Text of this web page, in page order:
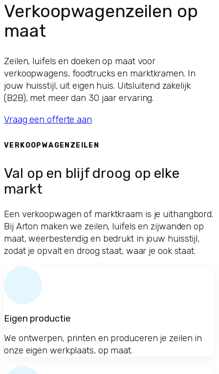
Verkoopwagenzeilen op
maat
Zeilen, luifels en doeken op maat voor
verkoopwagens, foodtrucks en marktkramen. In
jouw huisstijl, uit eigen huis. Uitsluitend zakelijk
(B2B), met meer dan 30 jaar ervaring.
Vraag een offerte aan
VERKOOPWAGENZEILEN
Val op en blijf droog op elke
markt
Een verkoopwagen of marktkraam is je uithangbord.
Bij Arton maken we zeilen, luifels en zijwanden op
maat, weerbestendig en bedrukt in jouw huisstijl,
zodat je opvalt en droog staat, waar je ook staat.
Eigen productie
We ontwerpen, printen en produceren je zeilen in
onze eigen werkplaats, op maat.